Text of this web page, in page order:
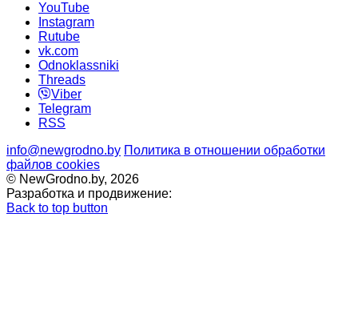
YouTube
Instagram
Rutube
vk.com
Odnoklassniki
Threads
Viber
Telegram
RSS
info@newgrodno.by Политика в отношении обработки
файлов cookies
© NewGrodno.by, 2026
Разработка и продвижение:
Back to top button